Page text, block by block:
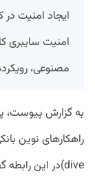
ایجاد امنیت
امنیت سایبری
مصنوعی،
به گزارش پیوست،